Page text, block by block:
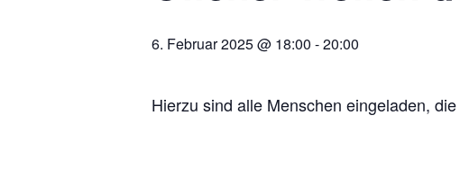
6. Februar 2025 @ 18:00 -20:00
Hierzu sind alle Menschen eingeladen,